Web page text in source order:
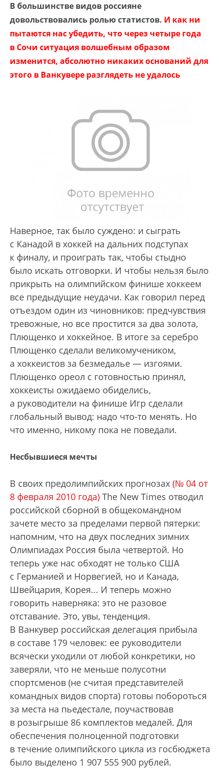
В большинстве видов россияне
довольствовались ролью статистов. И как ни
пытаются нас убедить, что через четыре года
в Сочи ситуация волшебным образом
изменится, абсолютно никаких оснований для
этого в Ванкувере разглядеть не удалось
Наверное, так было суждено: и сыграть
с Канадой в хоккей на дальних подступах
к финалу, и про­играть так, чтобы стыдно
было искать отговорки. И чтобы нельзя было
прикрыть на олимпийском финише хоккеем
все предыдущие неудачи. Как говорил перед
отъездом один из чиновников: предчувствия
тревожные, но все простится за два золота,
Плющенко и хоккейное. В итоге за серебро
Плющенко сделали великомучеником,
а хоккеистов за безмедалье — изгоями.
Плющенко ореол с готовностью принял,
хоккеисты ожидаемо обиделись,
а руководители на финише Игр сделали
глобальный вывод: надо что-то менять. Но
что именно, никому пока не поведали.
Несбывшиеся мечты
В своих предолимпийских прогнозах (№ 04 от
8 февраля 2010 года) The New Times отводил
российской сборной в общекомандном
зачете место за пределами первой пятерки:
напомним, что на двух последних зимних
Олимпиадах Россия была четвертой. Но
теперь уже нас обходят не только США
с Германией и Норвегией, но и Канада,
Швейцария, Корея... И теперь можно
говорить наверняка: это не разовое
отставание. Это, увы, тенденция.
В Ванкувер российская делегация прибыла
в составе 179 человек: ее руководители
всячески уходили от любой конкретики, но
заверяли, что не меньше полусотни
спортсменов (не считая представителей
командных видов спорта) готовы побороться
за места на пьедестале, поучаствовав
в розыгрыше 86 комплектов медалей. Для
обеспечения полноценной подготовки
в течение олимпийского цикла из госбюджета
было выделено 1 907 555 900 рублей.